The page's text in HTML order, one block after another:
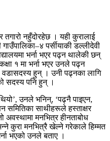
तगारो नहुँदोरहेछ । यही कुरालाई
पर्सीयाकी डल्लीदेवी
भर्ना भएर पढ्न थालेकी छन्
१ मा भर्ना भएर उनले पढ्न
वडासदस्य हुन् । उनी पढ्नका लागि
सदस्य पनि हुन् ।
उनले भनिन्, ‘पढ्नै पाइएन,
समितिका साथीहरूले हस्ताक्षर
अवस्थामा मनभित्र हीनताबोध
कुरा मनभित्रै खेल्ने गरेकाले हिम्मत
भएको उनले बताए ।